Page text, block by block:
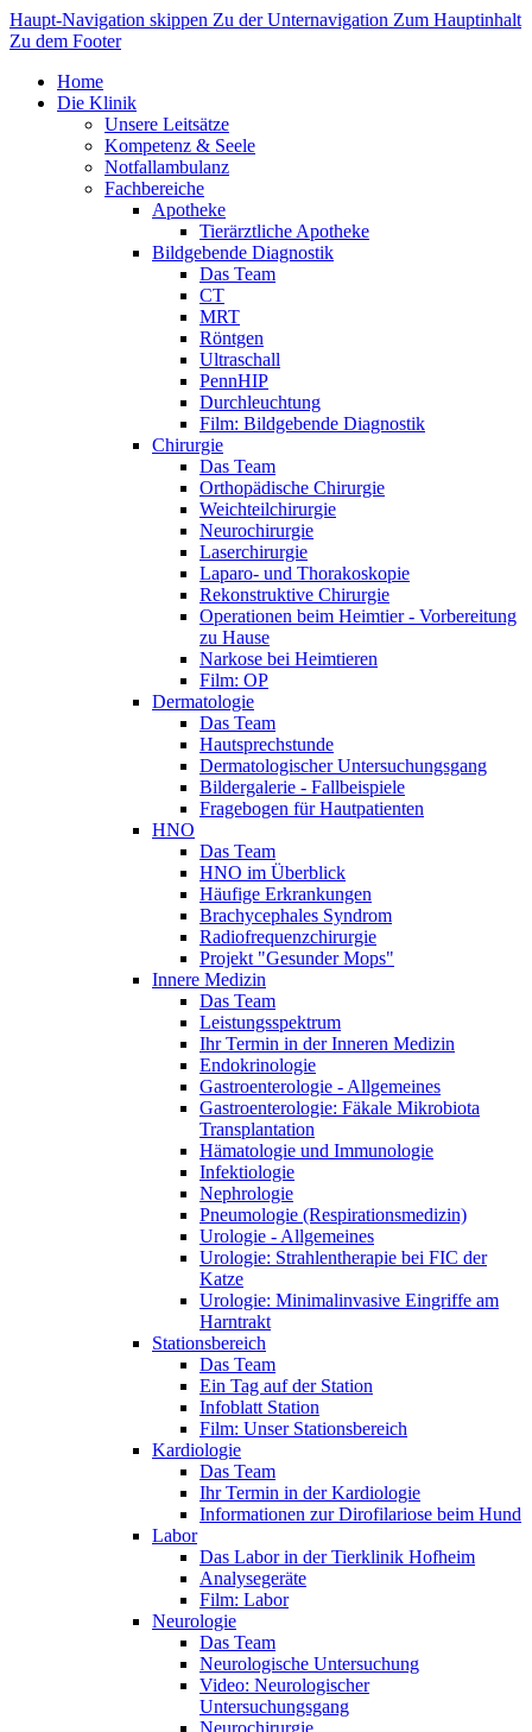
Haupt-Navigation skippen Zu der Unternavigation Zum Hauptinhalt
Zu dem Footer
Home
Die Klinik
Unsere Leitsätze
Kompetenz & Seele
Notfallambulanz
Fachbereiche
Apotheke
Tierärztliche Apotheke
Bildgebende Diagnostik
Das Team
CT
MRT
Röntgen
Ultraschall
PennHIP
Durchleuchtung
Film: Bildgebende Diagnostik
Chirurgie
Das Team
Orthopädische Chirurgie
Weichteilchirurgie
Neurochirurgie
Laserchirurgie
Laparo- und Thorakoskopie
Rekonstruktive Chirurgie
Operationen beim Heimtier - Vorbereitung
zu Hause
Narkose bei Heimtieren
Film: OP
Dermatologie
Das Team
Hautsprechstunde
Dermatologischer Untersuchungsgang
Bildergalerie - Fallbeispiele
Fragebogen für Hautpatienten
HNO
Das Team
HNO im Überblick
Häufige Erkrankungen
Brachycephales Syndrom
Radiofrequenzchirurgie
Projekt "Gesunder Mops"
Innere Medizin
Das Team
Leistungsspektrum
Ihr Termin in der Inneren Medizin
Endokrinologie
Gastroenterologie - Allgemeines
Gastroenterologie: Fäkale Mikrobiota
Transplantation
Hämatologie und Immunologie
Infektiologie
Nephrologie
Pneumologie (Respirationsmedizin)
Urologie - Allgemeines
Urologie: Strahlentherapie bei FIC der
Katze
Urologie: Minimalinvasive Eingriffe am
Harntrakt
Stationsbereich
Das Team
Ein Tag auf der Station
Infoblatt Station
Film: Unser Stationsbereich
Kardiologie
Das Team
Ihr Termin in der Kardiologie
Informationen zur Dirofilariose beim Hund
Labor
Das Labor in der Tierklinik Hofheim
Analysegeräte
Film: Labor
Neurologie
Das Team
Neurologische Untersuchung
Video: Neurologischer
Untersuchungsgang
Neurochirurgie